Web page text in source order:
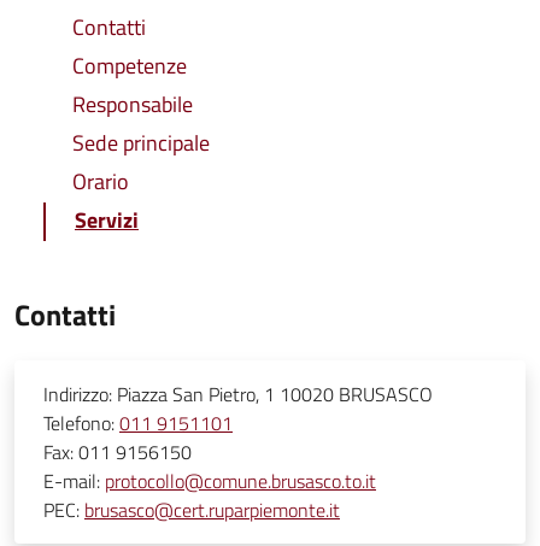
Contatti
Competenze
Responsabile
Sede principale
Orario
Servizi
Contatti
Indirizzo: Piazza San Pietro, 1 10020 BRUSASCO
Telefono:011 9151101
Fax:011 9156150
E-mail: protocollo@comune.brusasco.to.it
PEC: brusasco@cert.ruparpiemonte.it